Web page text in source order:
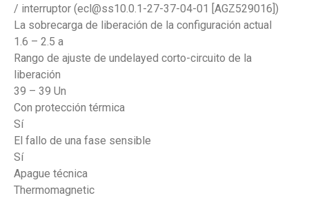
/ interruptor (ecl@ss10.0.1-27-37-04-01 [AGZ529016])
La sobrecarga de liberación de la configuración actual
1.6 – 2.5 a
Rango de ajuste de undelayed corto-circuito de la
liberación
39 – 39 Un
Con protección térmica
Sí
El fallo de una fase sensible
Sí
Apague técnica
Thermomagnetic